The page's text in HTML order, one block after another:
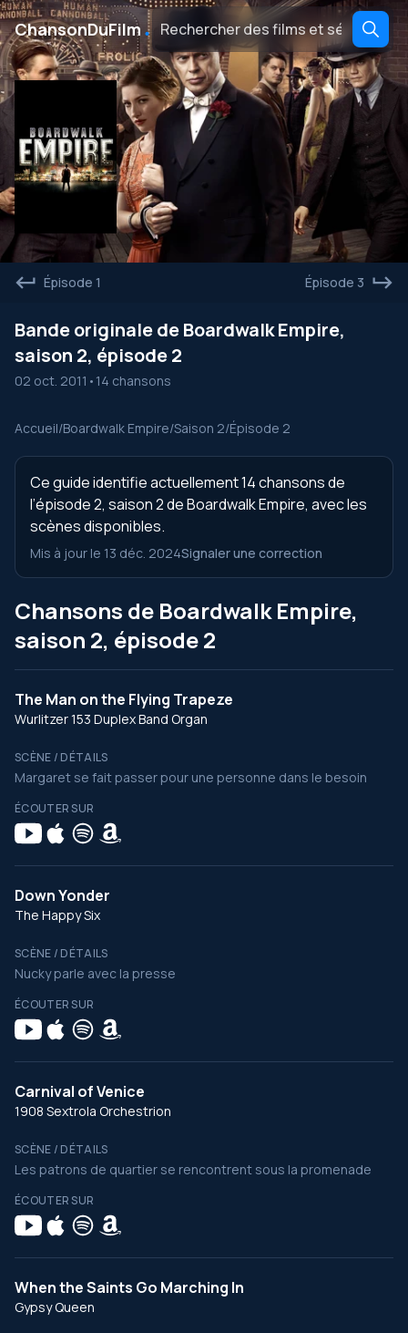
ChansonDuFilm ․
Épisode 1 Épisode 3
Bande originale de Boardwalk Empire,
saison 2, épisode 2
02 oct. 2011 • 14 chansons
Accueil/Boardwalk Empire/Saison 2/Épisode 2
Ce guide identifie actuellement 14 chansons de
l’épisode 2, saison 2 de Boardwalk Empire, avec les
scènes disponibles.
Mis à jour le 13 déc. 2024Signaler une correction
Chansons de Boardwalk Empire,
saison 2, épisode 2
The Man on the Flying Trapeze
Wurlitzer 153 Duplex Band Organ
SCÈNE / DÉTAILS
Margaret se fait passer pour une personne dans le besoin
ÉCOUTER SUR
Down Yonder
The Happy Six
SCÈNE / DÉTAILS
Nucky parle avec la presse
ÉCOUTER SUR
Carnival of Venice
1908 Sextrola Orchestrion
SCÈNE / DÉTAILS
Les patrons de quartier se rencontrent sous la promenade
ÉCOUTER SUR
When the Saints Go Marching In
Gypsy Queen